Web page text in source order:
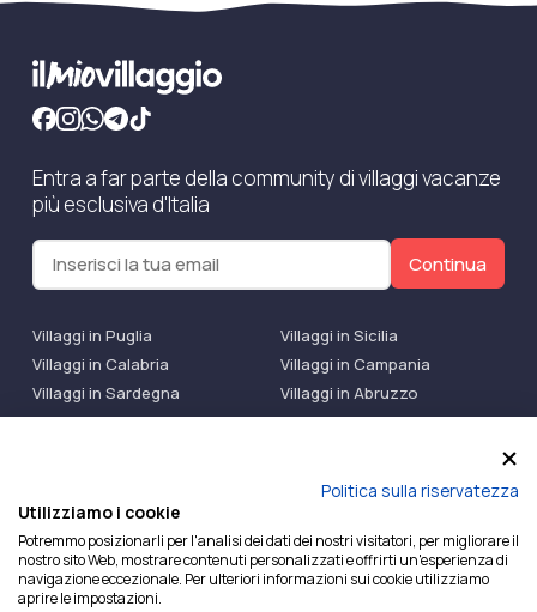
Entra a far parte della community di villaggi vacanze
più esclusiva d'Italia
Continua
Villaggi in Puglia
Villaggi in Sicilia
Villaggi in Calabria
Villaggi in Campania
Villaggi in Sardegna
Villaggi in Abruzzo
Villaggi Bluserena
Villaggi TH Resort
Ilmiovillaggio è un marchio di Ekiwi S.r.l.
Licenza Agenzia Viaggi e Turismo n° 2015/0133251 del
26/02/2015 e coperta da RC per Agenzia di Viaggi n°
OX00081147 REVO Specialty LiabilityXTravel Agencies.
Politica sulla riservatezza
Utilizziamo i cookie
Potremmo posizionarli per l'analisi dei dati dei nostri visitatori, per migliorare il
nostro sito Web, mostrare contenuti personalizzati e offrirti un'esperienza di
navigazione eccezionale. Per ulteriori informazioni sui cookie utilizziamo
aprire le impostazioni.